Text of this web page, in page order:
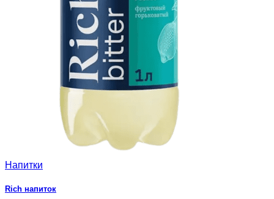
Напитки
Rich напиток